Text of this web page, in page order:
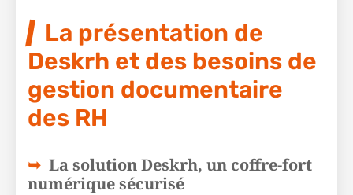
La présentation de
Deskrh et des besoins de
gestion documentaire
des RH
La solution Deskrh, un coffre-fort
numérique sécurisé